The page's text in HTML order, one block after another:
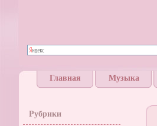
Главная Музыка
Рубрики